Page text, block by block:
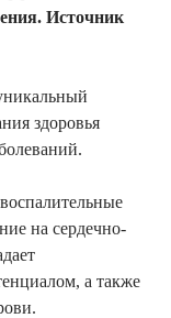
Источник
здоровья
на сердечно-
а также